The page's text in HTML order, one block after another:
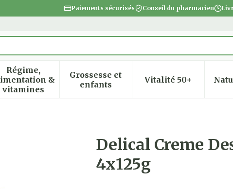
Paiements sécurisés Conseil du pharmacien
menu pour la catégorie Beauté, soins et hygiène
Régime,
&
vitamines
Afficher le sous-menu pour la catégorie Régime,
Grossesse et
enfantsAfficher le sous-menu pour la
Vitalité 50+
Afficher le
La Floridine Abricot
Delical Creme
4x125g